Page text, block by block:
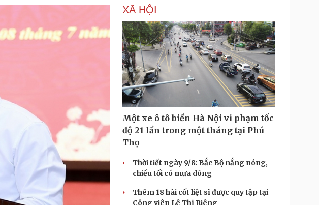
XÃ HỘI
Một xe ô tô biển Hà Nội vi phạm tốc
độ 21 lần trong một tháng tại Phú
Thọ
Thời tiết ngày 9/8: Bắc Bộ nắng nóng,
chiều tối có mưa dông
Thêm 18 hài cốt liệt sĩ được quy tập tại
Công viên Lê Thị Riêng